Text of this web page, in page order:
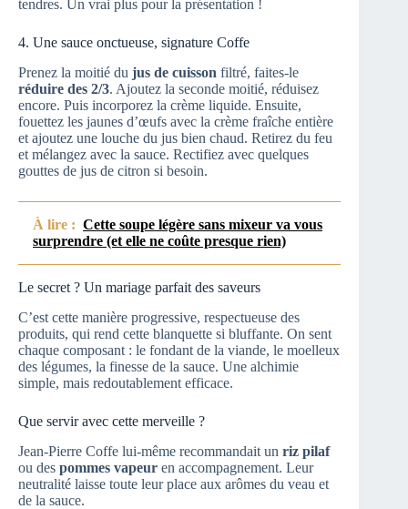
tendres. Un vrai plus pour la présentation !
4. Une sauce onctueuse, signature Coffe
Prenez la moitié du jus de cuisson filtré, faites-le
réduire des 2/3. Ajoutez la seconde moitié, réduisez
encore. Puis incorporez la crème liquide. Ensuite,
fouettez les jaunes d’œufs avec la crème fraîche entière
et ajoutez une louche du jus bien chaud. Retirez du feu
et mélangez avec la sauce. Rectifiez avec quelques
gouttes de jus de citron si besoin.
À lire : Cette soupe légère sans mixeur va vous
surprendre (et elle ne coûte presque rien)
Le secret ? Un mariage parfait des saveurs
C’est cette manière progressive, respectueuse des
produits, qui rend cette blanquette si bluffante. On sent
chaque composant : le fondant de la viande, le moelleux
des légumes, la finesse de la sauce. Une alchimie
simple, mais redoutablement efficace.
Que servir avec cette merveille ?
Jean-Pierre Coffe lui-même recommandait un riz pilaf
ou des pommes vapeur en accompagnement. Leur
neutralité laisse toute leur place aux arômes du veau et
de la sauce.